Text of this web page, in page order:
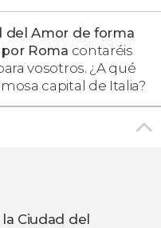
del Amor de forma
Roma contaréis
vosotros. ¿A qué
capital de Italia?
Ciudad del